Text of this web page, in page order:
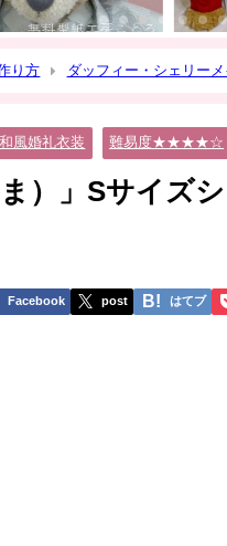
り方 ダッフィー・シェリーメ
風婚礼衣装 難易度★★★★☆
）」Sサイズ
Facebook post はてブ